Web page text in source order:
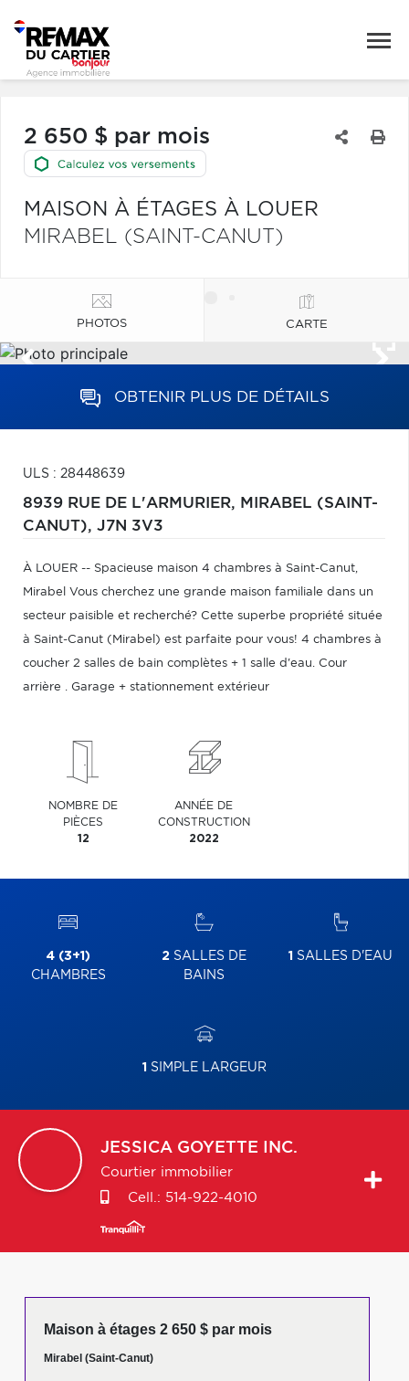
2 650 $ par mois
MAISON À ÉTAGES À LOUER
MIRABEL (SAINT-CANUT)
PHOTOS CARTE
OBTENIR PLUS DE DÉTAILS
ULS : 28448639
8939 RUE DE L'ARMURIER, MIRABEL (SAINT-
CANUT), J7N 3V3
À LOUER -- Spacieuse maison 4 chambres à Saint-Canut,
Mirabel Vous cherchez une grande maison familiale dans un
secteur paisible et recherché? Cette superbe propriété située
à Saint-Canut (Mirabel) est parfaite pour vous! 4 chambres à
coucher 2 salles de bain complètes + 1 salle d'eau. Cour
arrière . Garage + stationnement extérieur
NOMBRE DE
PIÈCES
12
ANNÉE DE
CONSTRUCTION
2022
4 (3+1)
CHAMBRES
2 SALLES DE
BAINS
1 SALLES D'EAU
1 SIMPLE LARGEUR
JESSICA GOYETTE INC.
Courtier immobilier
Cell.: 514-922-4010
Maison à étages 2 650 $ par mois
Mirabel (Saint-Canut)